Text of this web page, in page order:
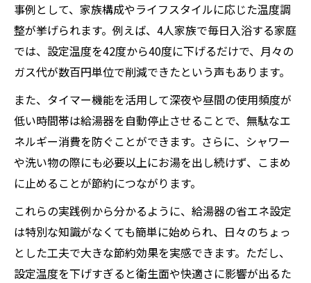
事例として、家族構成やライフスタイルに応じた温度調
整が挙げられます。例えば、4人家族で毎日入浴する家庭
では、設定温度を42度から40度に下げるだけで、月々の
ガス代が数百円単位で削減できたという声もあります。
また、タイマー機能を活用して深夜や昼間の使用頻度が
低い時間帯は給湯器を自動停止させることで、無駄なエ
ネルギー消費を防ぐことができます。さらに、シャワー
や洗い物の際にも必要以上にお湯を出し続けず、こまめ
に止めることが節約につながります。
これらの実践例から分かるように、給湯器の省エネ設定
は特別な知識がなくても簡単に始められ、日々のちょっ
とした工夫で大きな節約効果を実感できます。ただし、
設定温度を下げすぎると衛生面や快適さに影響が出るた